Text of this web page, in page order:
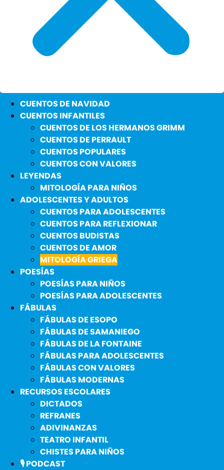
CUENTOS DE NAVIDAD
CUENTOS INFANTILES
CUENTOS DE LOS HERMANOS GRIMM
CUENTOS DE PERRAULT
CUENTOS POPULARES
CUENTOS CON VALORES
LEYENDAS
MITOLOGÍA PARA NIÑOS
ADOLESCENTES Y ADULTOS
CUENTOS PARA ADOLESCENTES
CUENTOS PARA REFLEXIONAR
CUENTOS BUDISTAS
CUENTOS DE AMOR
MITOLOGÍA GRIEGA
POESÍAS
POESÍAS PARA NIÑOS
POESÍAS PARA ADOLESCENTES
FÁBULAS
FÁBULAS DE ESOPO
FÁBULAS DE SAMANIEGO
FÁBULAS DE LA FONTAINE
FÁBULAS PARA ADOLESCENTES
FÁBULAS CON VALORES
FÁBULAS MODERNAS
RECURSOS ESCOLARES
DICTADOS
REFRANES
ADIVINANZAS
TEATRO INFANTIL
CHISTES PARA NIÑOS
🎙️ PODCAST